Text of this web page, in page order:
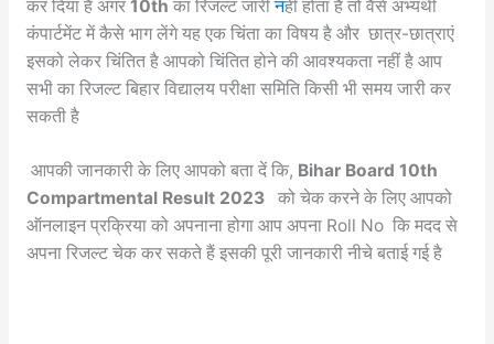
कर दिया है अगर 10th का रिजल्ट जारीनहीं होता है तो वैसे अभ्यर्थी
कंपार्टमेंट में कैसे भाग लेंगे यह एक चिंता का विषय है और छात्र-छात्राएं
इसको लेकर चिंतित है आपको चिंतित होने की आवश्यकता नहीं है आप
सभी का रिजल्ट बिहार विद्यालय परीक्षा समिति किसी भी समय जारी कर
सकती है
आपकी जानकारी के लिए आपको बता दें कि, Bihar Board 10th
Compartmental Result 2023
को चेक करने के लिए आपको
ऑनलाइन प्रक्रिया को अपनाना होगा आप अपना Roll No कि मदद से
अपना रिजल्ट चेक कर सकते हैं इसकी पूरी जानकारी नीचे बताई गई है